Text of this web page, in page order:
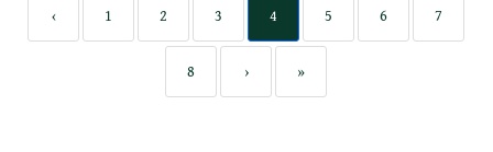
‹ 1 2 3 4 5 6 7
8 › »